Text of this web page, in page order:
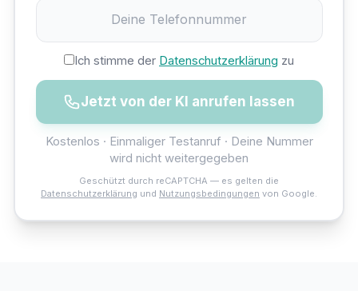
Ich stimme der Datenschutzerklärung zu
Jetzt von der KI anrufen lassen
Kostenlos · Einmaliger Testanruf · Deine Nummer
wird nicht weitergegeben
Geschützt durch reCAPTCHA — es gelten die
Datenschutzerklärung und Nutzungsbedingungen von Google.